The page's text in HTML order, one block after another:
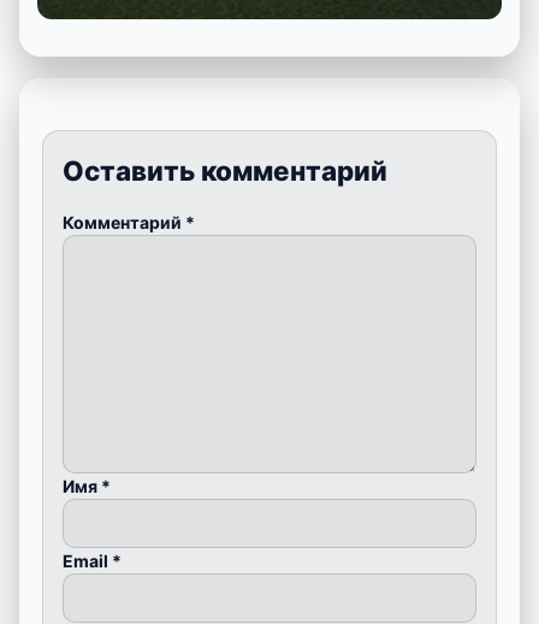
Оставить комментарий
Комментарий *
Имя *
Email *